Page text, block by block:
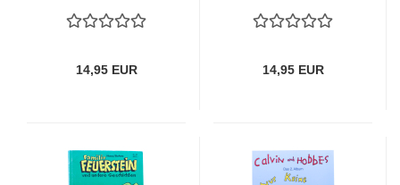
grossen Schloss von
14,95 EUR
macht stark!von
14,95 EUR